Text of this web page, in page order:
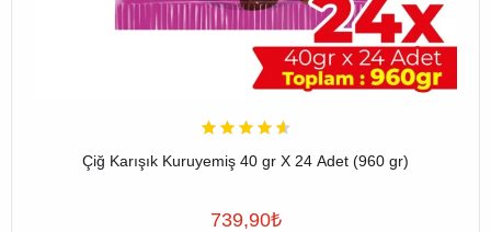
Çiğ Karışık Kuruyemiş 40 gr X 24 Adet (960 gr)
739,90₺